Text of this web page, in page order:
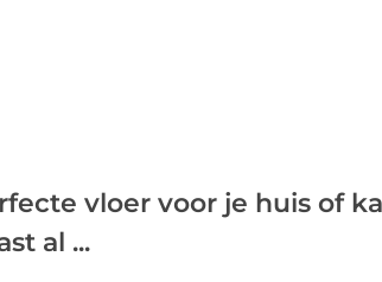
vloer voor je huis of
al ...